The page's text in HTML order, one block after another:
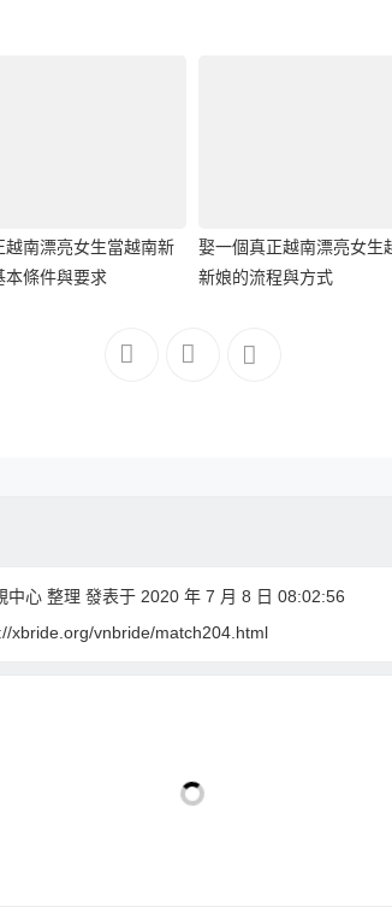
越南漂亮女生當越南新
本條件與要求
娶一個真正越南漂亮女生
新娘的流程與方式
中心 整理 發表于 2020 年 7 月 8 日 08:02:56
xbride.org/vnbride/match204.html